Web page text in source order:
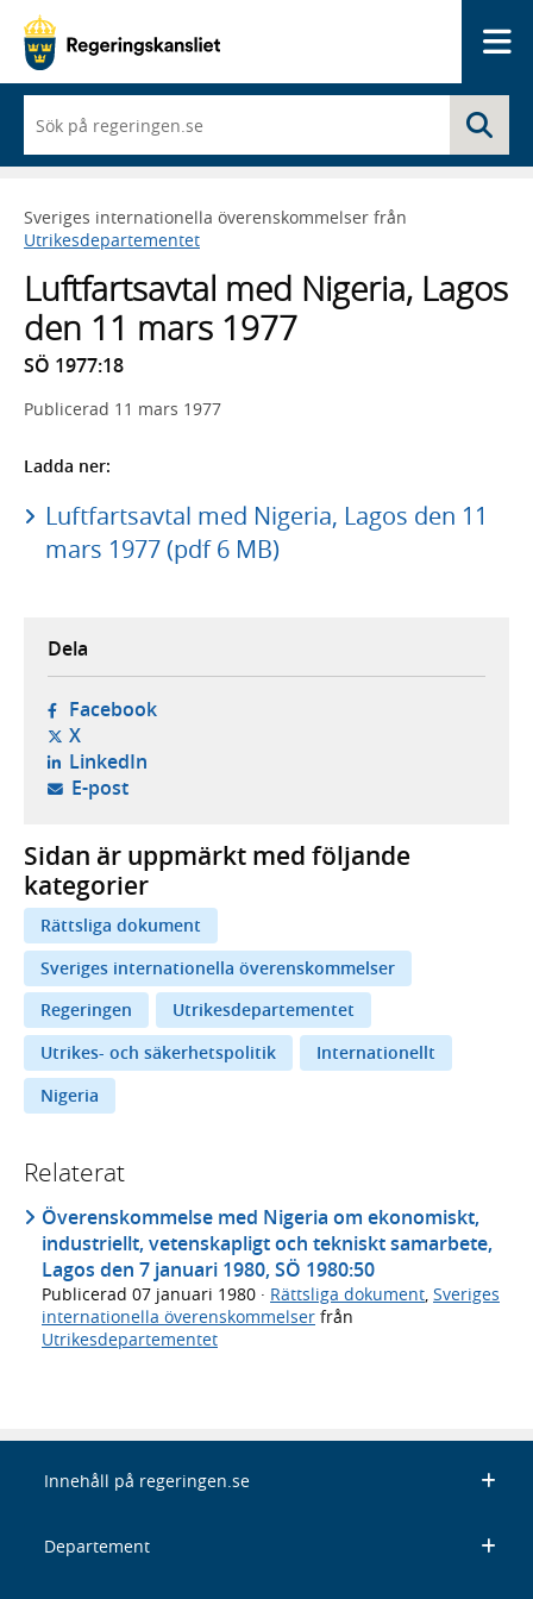
du
börjar
skriva
framträder
en
med
sökförslag
Sveriges internationella överenskommelser från
Utrikesdepartementet
Luftfartsavtal med Nigeria, Lagos
den 11 mars 1977
SÖ 1977:18
Publicerad 11 mars 1977
Ladda ner:
Luftfartsavtal med Nigeria, Lagos den 11
mars 1977 (pdf 6 MB)
Dela
Facebook- öppnas i ny flik, extern webbplats,
X- öppnas i ny flik, extern webbplats,
LinkedIn- öppnas i ny flik, extern webbplats,
E-post- öppnar din e-postklient,
Sidan är uppmärkt med följande
kategorier
Rättsliga dokument
Sveriges internationella överenskommelser
Regeringen
Utrikesdepartementet
Utrikes- och säkerhetspolitik
Internationellt
Nigeria
Relaterat
Överenskommelse med Nigeria om ekonomiskt,
industriellt, vetenskapligt och tekniskt samarbete,
Lagos den 7 januari 1980, SÖ 1980:50
Publicerad 07 januari 1980 · Rättsliga dokument Sveriges
internationella överenskommelser från
Utrikesdepartementet
Innehåll på regeringen.se
Departement